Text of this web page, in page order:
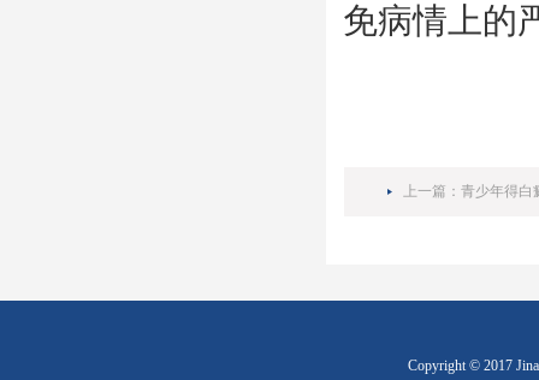
免病情上的
上一篇：青少年得白
Copyright © 2017